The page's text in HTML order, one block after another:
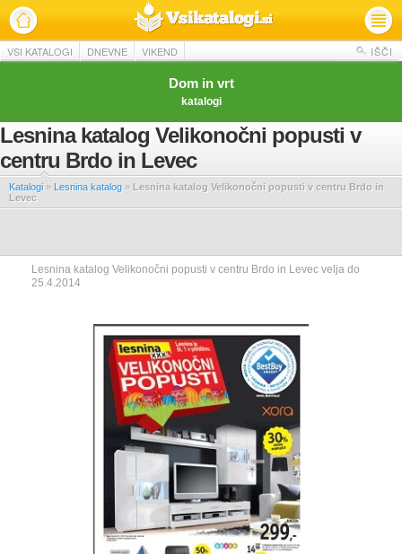
VSI KATALOGI DNEVNE VIKEND IŠČI
Dom in vrt
katalogi
Lesnina katalog Velikonočni popusti v
centru Brdo in Levec
Katalogi » Lesnina katalog » Lesnina katalog Velikonočni popusti v centru Brdo in
Levec
Lesnina katalog Velikonočni popusti v centru Brdo in Levec velja do
25.4.2014